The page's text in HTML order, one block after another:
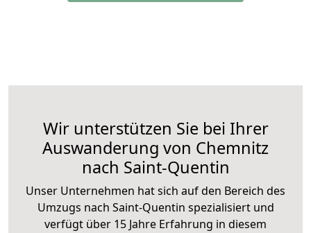
Wir unterstützen Sie bei Ihrer
Auswanderung von Chemnitz
nach Saint-Quentin
Unser Unternehmen hat sich auf den Bereich des
Umzugs nach Saint-Quentin spezialisiert und
verfügt über 15 Jahre Erfahrung in diesem